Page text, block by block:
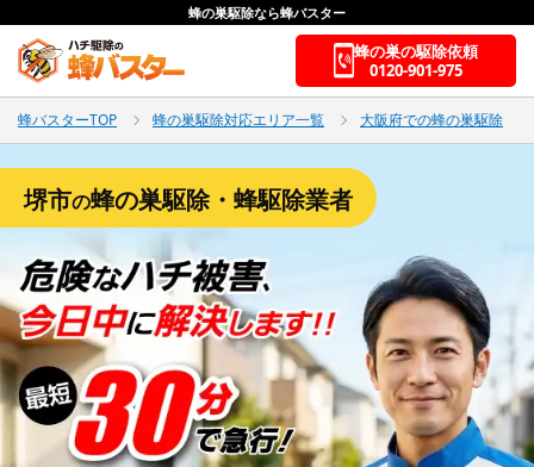
蜂の巣駆除なら蜂バスター
蜂の巣の駆除依頼
0120-901-975
蜂バスターTOP 蜂の巣駆除対応エリア一覧 大阪府での蜂の巣駆除
堺市の蜂の巣駆除・蜂駆除業者